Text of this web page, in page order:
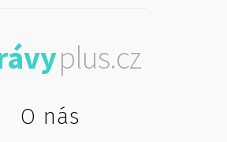
plus.cz
O nás